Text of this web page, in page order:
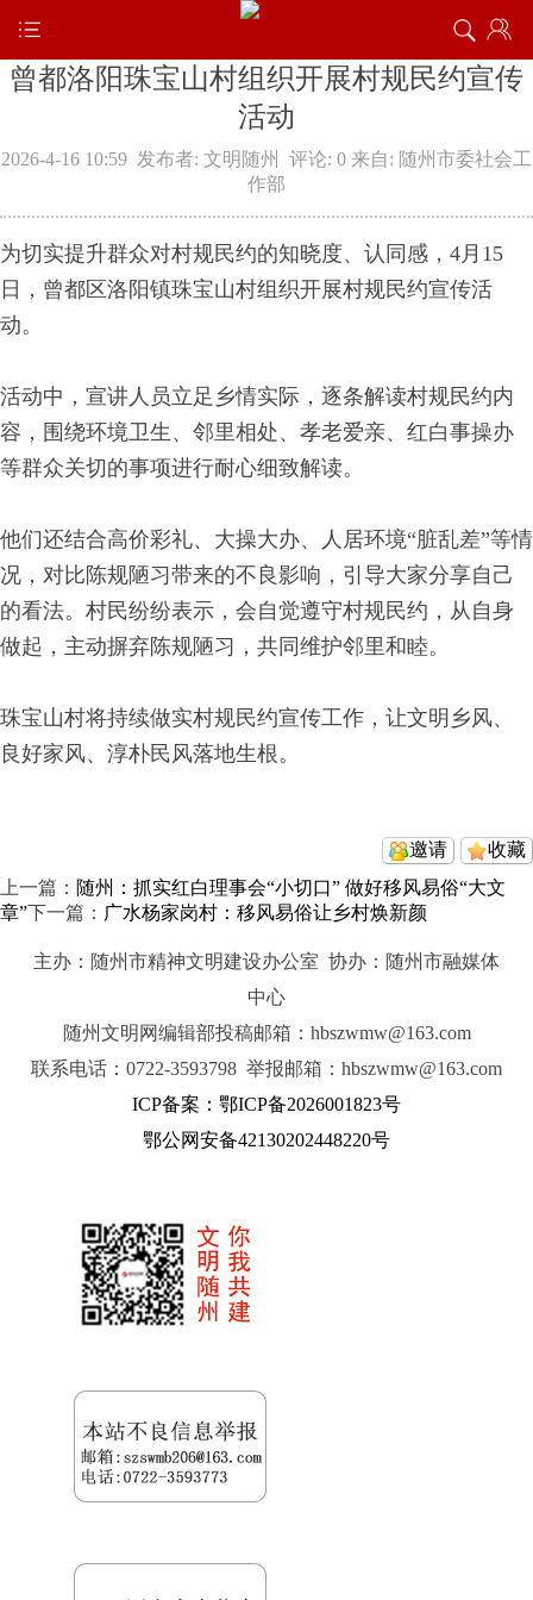
曾都洛阳珠宝山村组织开展村规民约宣传
活动
2026-4-16 10:59 发布者: 文明随州 评论: 0 来自: 随州市委社会工
作部
为切实提升群众对村规民约的知晓度、认同感，4月15
日，曾都区洛阳镇珠宝山村组织开展村规民约宣传活
动。
活动中，宣讲人员立足乡情实际，逐条解读村规民约内
容，围绕环境卫生、邻里相处、孝老爱亲、红白事操办
等群众关切的事项进行耐心细致解读。
他们还结合高价彩礼、大操大办、人居环境“脏乱差”等情
况，对比陈规陋习带来的不良影响，引导大家分享自己
的看法。村民纷纷表示，会自觉遵守村规民约，从自身
做起，主动摒弃陈规陋习，共同维护邻里和睦。
珠宝山村将持续做实村规民约宣传工作，让文明乡风、
良好家风、淳朴民风落地生根。
收藏
邀请
上一篇： 随州：抓实红白理事会“小切口” 做好移风易俗“大文
章”下一篇： 广水杨家岗村：移风易俗让乡村焕新颜
主办：随州市精神文明建设办公室 协办：随州市融媒体
中心
随州文明网编辑部投稿邮箱：hbszwmw@163.com
联系电话：0722-3593798 举报邮箱：hbszwmw@163.com
ICP备案：鄂ICP备2026001823号
鄂公网安备42130202448220号